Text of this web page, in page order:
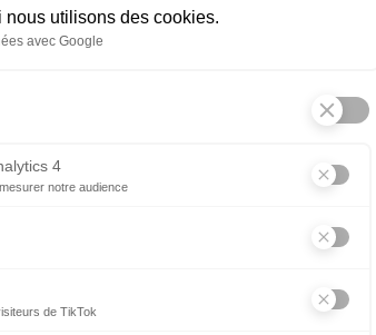
nous utilisons des cookies.
avec Google
4
notre audience
la gestion du site web, il permet de mesurer des
de TikTokPrécédent